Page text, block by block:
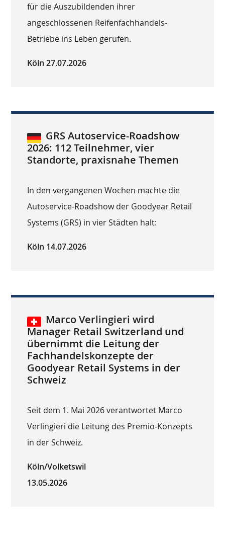
für die Auszubildenden ihrer
angeschlossenen Reifenfachhandels-
Betriebe ins Leben gerufen.
Köln 27.07.2026
GRS Autoservice-Roadshow
2026: 112 Teilnehmer, vier
Standorte, praxisnahe Themen
In den vergangenen Wochen machte die
Autoservice-Roadshow der Goodyear Retail
Systems (GRS) in vier Städten halt:
Köln 14.07.2026
Marco Verlingieri wird
Manager Retail Switzerland und
übernimmt die Leitung der
Fachhandelskonzepte der
Goodyear Retail Systems in der
Schweiz
Seit dem 1. Mai 2026 verantwortet Marco
Verlingieri die Leitung des Premio-Konzepts
in der Schweiz.
Köln/Volketswil
13.05.2026